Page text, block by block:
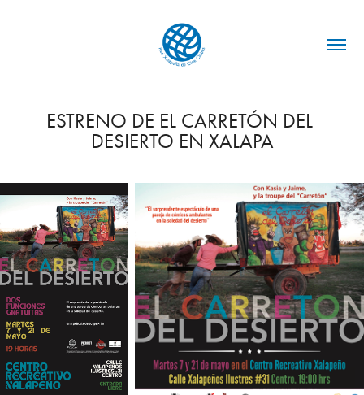
ESTRENO DE EL CARRETÓN DEL
DESIERTO EN XALAPA